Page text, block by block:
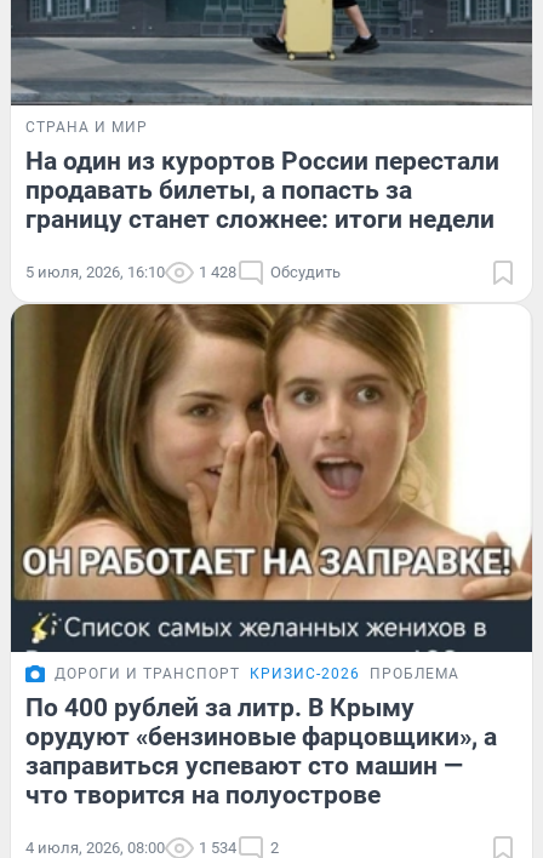
СТРАНА И МИР
На один из курортов России перестали
продавать билеты, а попасть за
границу станет сложнее: итоги недели
5 июля, 2026, 16:10 1 428 Обсудить
ДОРОГИ И ТРАНСПОРТ КРИЗИС-2026 ПРОБЛЕМА
По 400 рублей за литр. В Крыму
орудуют «бензиновые фарцовщики», а
заправиться успевают сто машин —
что творится на полуострове
4 июля, 2026, 08:00 1 534 2